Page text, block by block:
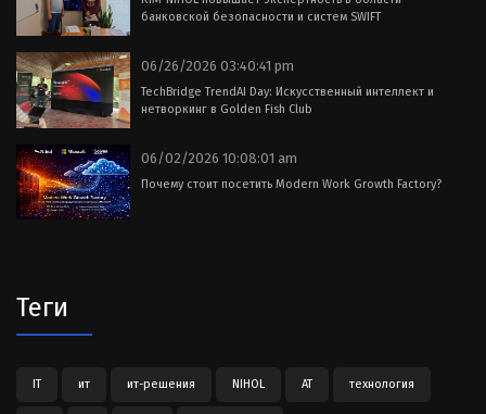
банковской безопасности и систем SWIFT
06/26/2026 03:40:41 pm
TechBridge TrendAI Day: Искусственный интеллект и
нетворкинг в Golden Fish Club
06/02/2026 10:08:01 am
Почему стоит посетить Modern Work Growth Factory?
Теги
IT ит ит-решения NIHOL АТ технология